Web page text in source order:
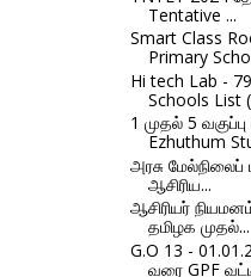
Tentative ...
Smart Class
Primary
Hi tech Lab -
Schools List (
1 முதல் 5
Ezhuthum
அரசு மேல்நிலைப்
ஆசிரிய...
ஆசிரியர்
தமிழக முதல்...
G.O 13 -
வரை GPF